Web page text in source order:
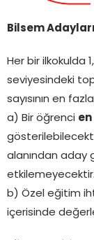
Bilsem
Her bir ilkokulda
seviyesindeki
sayısının en
a) Bir öğrenci
alanından aday
etkilemeyecektir.
b) Özel eğitim
içerisinde